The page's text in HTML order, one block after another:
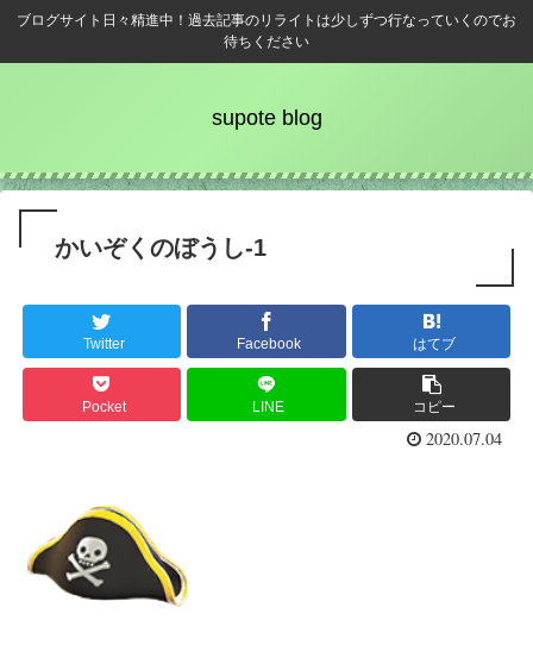
ブログサイト日々精進中！過去記事のリライトは少しずつ行なっていくのでお
待ちください
supote blog
かいぞくのぼうし-1
Twitter Facebook はてブ
Pocket LINE コピー
2020.07.04